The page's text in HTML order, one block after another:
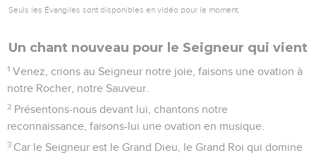
5 Ils oppriment ton peuple, Seigneur, ils maltraitent ceux qui
6 Ils tuent froidement la veuve et l’immigré, ils assassinent
les orphelins.
7 Et ils ajoutent : « Le Seigneur ne voit rien, le Dieu de Jacob
n’y fait pas attention. »
8 Attention, gens les plus bêtes du monde ! Idiots, quand
vous mettrez-vous à réfléchir ?